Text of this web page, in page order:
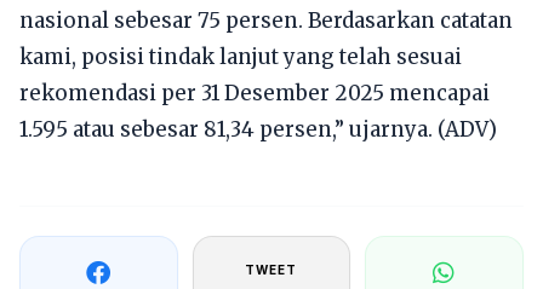
nasional sebesar 75 persen. Berdasarkan catatan
kami, posisi tindak lanjut yang telah sesuai
rekomendasi per 31 Desember 2025 mencapai
1.595 atau sebesar 81,34 persen,” ujarnya. (ADV)
TWEET